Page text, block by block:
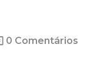
0 Comentários